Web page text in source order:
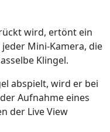
wird, ertönt ein
Mini-Kamera, die
Klingel.
abspielt, wird er bei
Aufnahme eines
der Live View